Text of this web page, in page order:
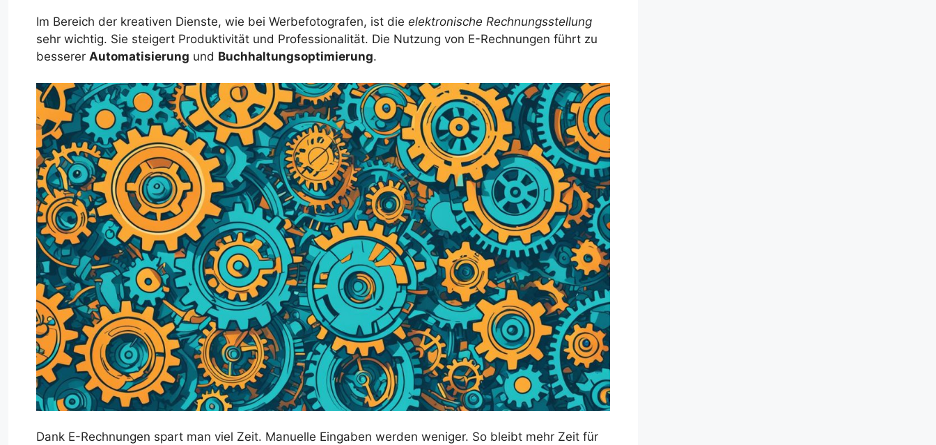
Im Bereich der kreativen Dienste, wie bei Werbefotografen, ist die elektronische Rechnungsstellung
sehr wichtig. Sie steigert Produktivität und Professionalität. Die Nutzung von E-Rechnungen führt zu
besserer Automatisierung und Buchhaltungsoptimierung.
Dank E-Rechnungen spart man viel Zeit. Manuelle Eingaben werden weniger. So bleibt mehr Zeit für